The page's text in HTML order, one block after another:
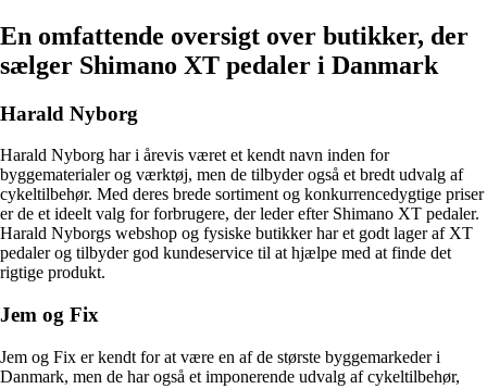
En omfattende oversigt over butikker, der
sælger Shimano XT pedaler i Danmark
Harald Nyborg
Harald Nyborg har i årevis været et kendt navn inden for
byggematerialer og værktøj, men de tilbyder også et bredt udvalg af
cykeltilbehør. Med deres brede sortiment og konkurrencedygtige priser
er de et ideelt valg for forbrugere, der leder efter Shimano XT pedaler.
Harald Nyborgs webshop og fysiske butikker har et godt lager af XT
pedaler og tilbyder god kundeservice til at hjælpe med at finde det
rigtige produkt.
Jem og Fix
Jem og Fix er kendt for at være en af de største byggemarkeder i
Danmark, men de har også et imponerende udvalg af cykeltilbehør,